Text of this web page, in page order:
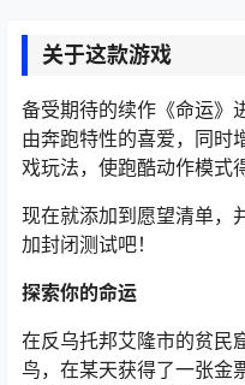
关于这款游戏
备受期待的续作《命运》
由奔跑特性的喜爱，同时
戏玩法，使跑酷动作模式
现在就添加到愿望清单
加封闭测试吧！
探索你的命运
在反乌托邦艾隆市的贫民
鸟，在某天获得了一张金